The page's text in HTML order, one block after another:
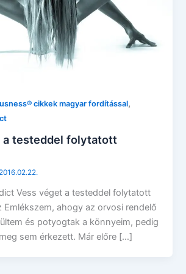
cikkek magyar fordítással,
a testeddel folytatott
2016.02.22.
Vess véget a testeddel folytatott
Emlékszem, ahogy az orvosi rendelő
és potyogtak a könnyeim, pedig
sem érkezett. Már előre […]